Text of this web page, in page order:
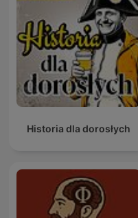
Historia dla dorosłych